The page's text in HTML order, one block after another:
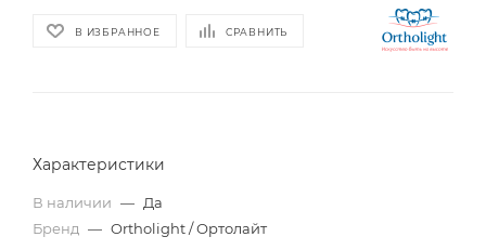
В ИЗБРАННОЕ СРАВНИТЬ
Характеристики
В наличии — Да
Бренд — Ortholight / Ортолайт